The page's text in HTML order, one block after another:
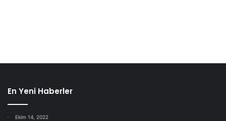
En Yeni Haberler
Ekim 14, 2022